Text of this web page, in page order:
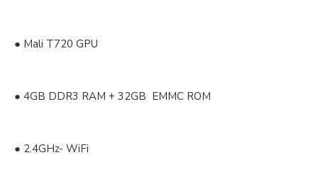
● Mali T720 GPU
● 4GB DDR3 RAM + 32GB EMMC ROM
● 2.4GHz- WiFi